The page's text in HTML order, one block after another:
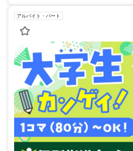
アルバイト・パート